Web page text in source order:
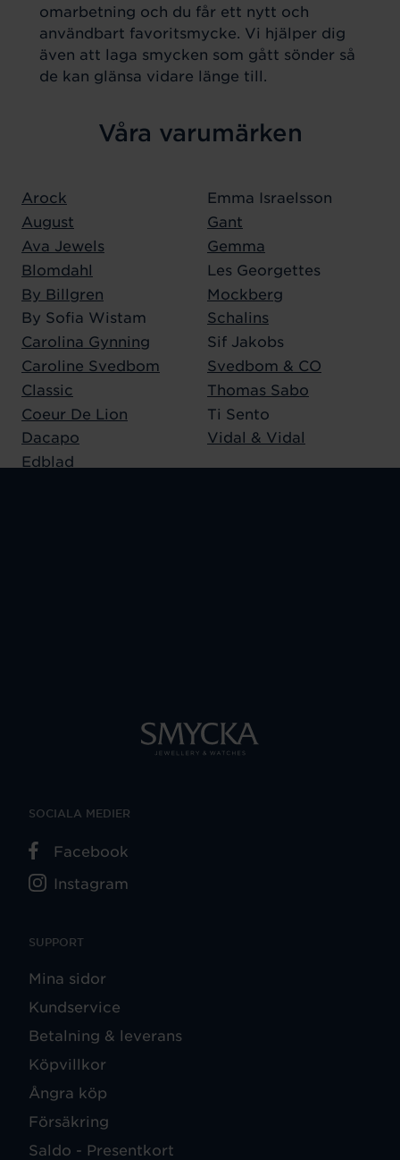
omarbetning och du får ett nytt och
användbart favoritsmycke. Vi hjälper dig
även att laga smycken som gått sönder så
de kan glänsa vidare länge till.
Våra varumärken
Arock
August
Ava Jewels
Blomdahl
By Billgren
By Sofia Wistam
Carolina Gynning
Caroline Svedbom
Classic
Coeur De Lion
Dacapo
Edblad
Emma Israelsson
Gant
Gemma
Les Georgettes
Mockberg
Schalins
Sif Jakobs
Svedbom & CO
Thomas Sabo
Ti Sento
Vidal & Vidal
SUPPORT
Mina sidor
Kundservice
Betalning & leverans
Köpvillkor
Ångra köp
Försäkring
Saldo - Presentkort
SOCIALA MEDIER
Facebook
Instagram